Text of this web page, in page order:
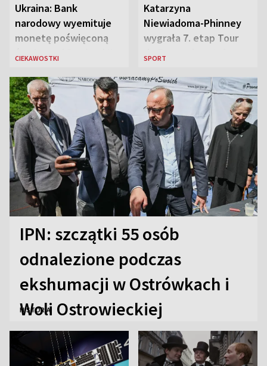
Ukraina: Bank
narodowy wyemituje
monetę poświęconą
św. Janowi Pawłowi II
CIEKAWOSTKI
Katarzyna
Niewiadoma-Phinney
wygrała 7. etap Tour
de France i została
SPORT
IPN: szczątki 55 osób
odnalezione podczas
ekshumacji w Ostrówkach i
Woli Ostrowieckiej
HISTORIA